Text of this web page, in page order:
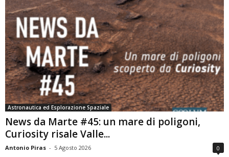
Astronautica ed Esplorazione Spaziale
News da Marte #45: un mare di poligoni,
Curiosity risale Valle...
Antonio Piras - 5 Agosto 2026 0